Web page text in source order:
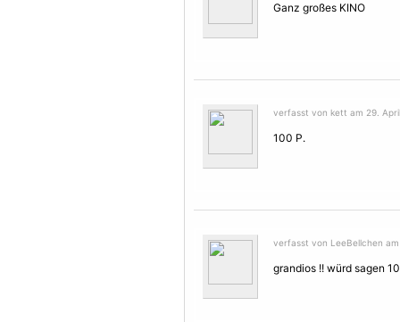
Ganz großes KINO
verfasst von kett am 29.
100 P.
verfasst von LeeBellchen
grandios !! würd sagen